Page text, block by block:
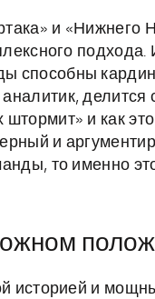
и «Нижнего
способны
делится
и как
и
то именно
историей и